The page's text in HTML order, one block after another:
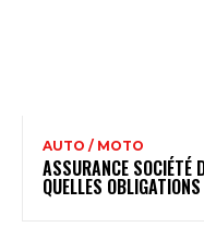
AUTO / MOTO
ASSURANCE SOCIÉTÉ
QUELLES